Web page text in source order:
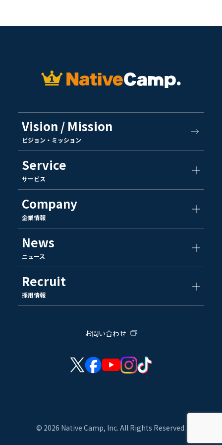
Vision / Mission
ビジョン・ミッション
Service
サービス
Company
企業情報
News
ニュース
Recruit
採用情報
お問い合わせ
© 2026 Native Camp, Inc. All Rights Reserved.